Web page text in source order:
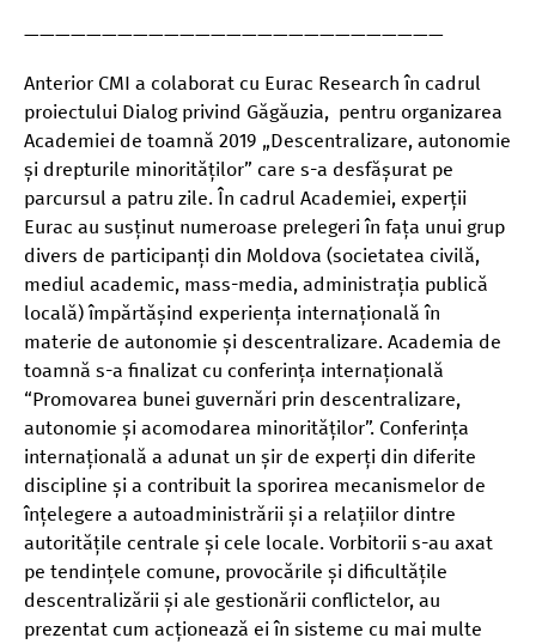
———————————————————————————
Anterior CMI a colaborat cu Eurac Research în cadrul
proiectului Dialog privind Găgăuzia, pentru organizarea
Academiei de toamnă 2019 „Descentralizare, autonomie
și drepturile minorităților” care s-a desfășurat pe
parcursul a patru zile. În cadrul Academiei, experții
Eurac au susținut numeroase prelegeri în fața unui grup
divers de participanți din Moldova (societatea civilă,
mediul academic, mass-media, administrația publică
locală) împărtășind experiența internațională în
materie de autonomie și descentralizare. Academia de
toamnă s-a finalizat cu conferința internațională
“Promovarea bunei guvernări prin descentralizare,
autonomie și acomodarea minorităților”. Conferința
internațională a adunat un șir de experți din diferite
discipline și a contribuit la sporirea mecanismelor de
înțelegere a autoadministrării și a relațiilor dintre
autoritățile centrale și cele locale. Vorbitorii s-au axat
pe tendințele comune, provocările și dificultățile
descentralizării și ale gestionării conflictelor, au
prezentat cum acționează ei în sisteme cu mai multe